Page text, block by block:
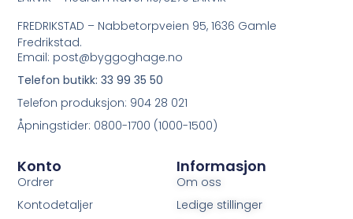
Informasjon
Om oss
Ledige stillinger
Konto
Ordrer
Kontodetaljer
FREDRIKSTAD – Nabbetorpveien 95, 1636 Gamle
Fredrikstad.
Email: post@byggoghage.no
Telefon butikk: 33 99 35 50
Telefon produksjon: 904 28 021
Åpningstider: 0800-1700 (1000-1500)